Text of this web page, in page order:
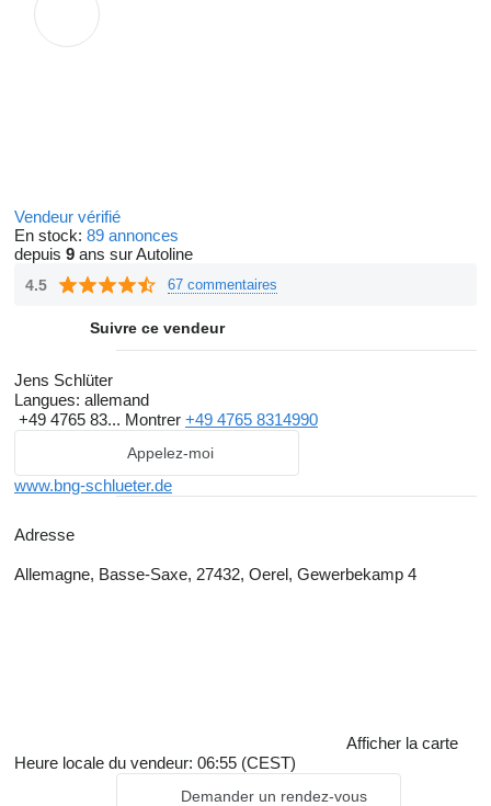
Vendeur vérifié
En stock: 89 annonces
depuis 9 ans sur Autoline
4.5 67 commentaires
Suivre ce vendeur
Jens Schlüter
Langues: allemand
+49 4765 83... Montrer +49 4765 8314990
Appelez-moi
www.bng-schlueter.de
Adresse
Allemagne, Basse-Saxe, 27432, Oerel, Gewerbekamp 4
Afficher la carte
Heure locale du vendeur: 06:55 (CEST)
Demander un rendez-vous